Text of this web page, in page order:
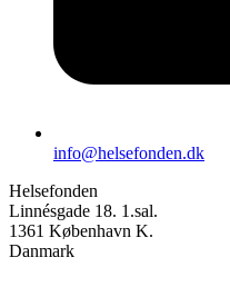
info@helsefonden.dk
Helsefonden
Linnésgade 18. 1.sal.
1361 København K.
Danmark